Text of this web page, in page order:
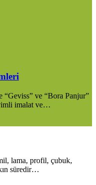
“Geviss” ve “Bora Panjur”
imalat ve…
lama, profil, çubuk,
süredir…